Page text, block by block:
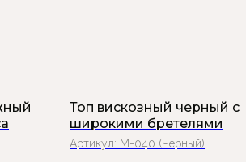
Топ вискозный черный с
широкими бретелями
Артикул: М-040 (Черный)